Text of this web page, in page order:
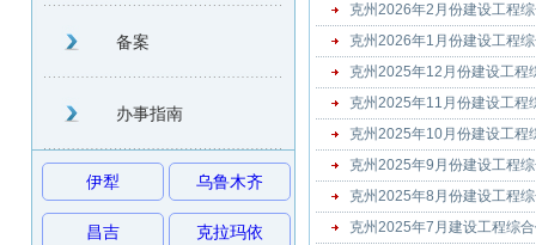
备案
办事指南
伊犁 乌鲁木齐
昌吉 克拉玛依
克州2026年2月份建设工程
克州2026年1月份建设工程
克州2025年12月份建设工程
克州2025年11月份建设工程
克州2025年10月份建设工程
克州2025年9月份建设工程
克州2025年8月份建设工程
克州2025年7月建设工程综